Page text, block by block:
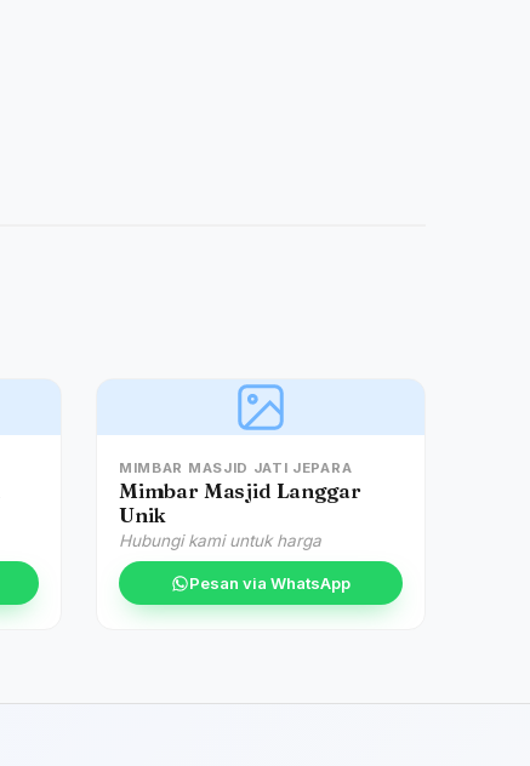
MIMBAR MASJID JATI JEPARA
Mimbar Masjid Langgar
Unik
Hubungi kami untuk harga
Pesan via WhatsApp